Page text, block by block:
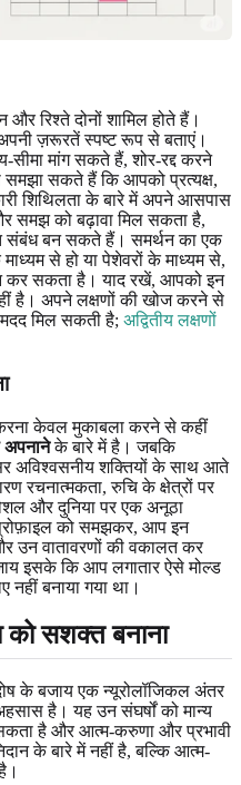
रिश्ते दोनों शामिल होते हैं।
अपनी ज़रूरतें स्पष्ट रूप से बताएं।
मांग सकते हैं, शोर-रद्द करने
सकते हैं कि आपको प्रत्यक्ष,
शिथिलता के बारे में अपने आसपास
समझ को बढ़ावा मिल सकता है,
संबंध बन सकते हैं। समर्थन का एक
से हो या पेशेवरों के माध्यम से,
कर सकता है। याद रखें, आपको इन
है। अपने लक्षणों की खोज करने से
मिल सकती है; अद्वितीय लक्षणों
करना केवल मुकाबला करने से कहीं
अपनानेके बारे में है। जबकि
अविश्वसनीय शक्तियों के साथ आते
रचनात्मकता, रुचि के क्षेत्रों पर
और दुनिया पर एक अनूठा
प्रोफ़ाइल को समझकर, आप इन
उन वातावरणों की वकालत कर
इसके कि आप लगातार ऐसे मोल्ड
बनाया गया था।
को सशक्त बनाना
के बजाय एक न्यूरोलॉजिकल अंतर
है। यह उन संघर्षों को मान्य
है और आत्म-करुणा और प्रभावी
के बारे में नहीं है, बल्कि आत्म-